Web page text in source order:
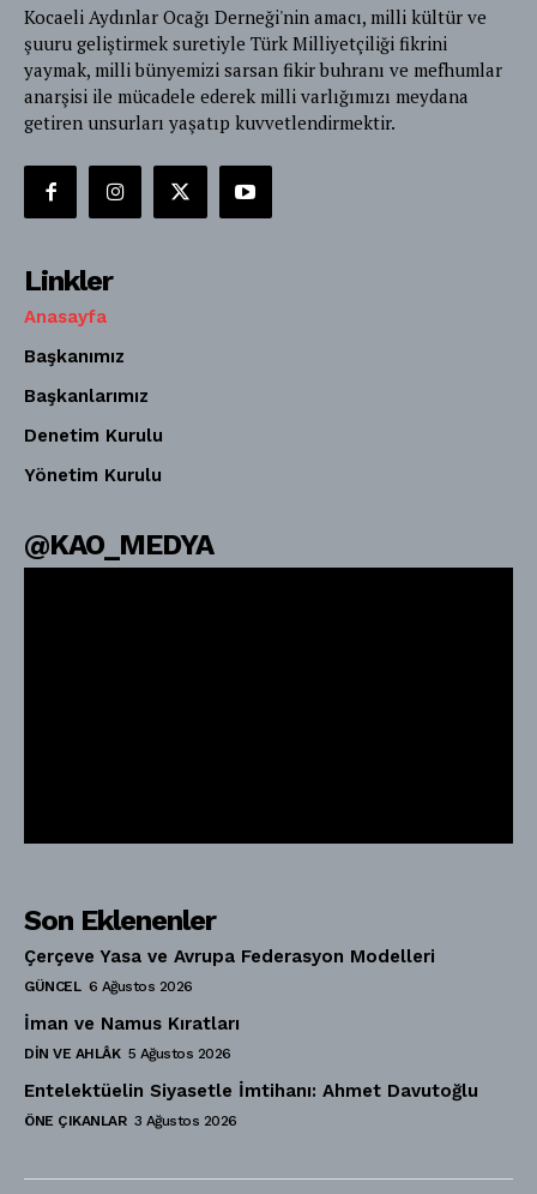
Kocaeli Aydınlar Ocağı Derneği'nin amacı, milli kültür ve
şuuru geliştirmek suretiyle Türk Milliyetçiliği fikrini
yaymak, milli bünyemizi sarsan fikir buhranı ve mefhumlar
anarşisi ile mücadele ederek milli varlığımızı meydana
getiren unsurları yaşatıp kuvvetlendirmektir.
Linkler
Anasayfa
Başkanımız
Başkanlarımız
Denetim Kurulu
Yönetim Kurulu
@KAO_MEDYA
Son Eklenenler
Çerçeve Yasa ve Avrupa Federasyon Modelleri
GÜNCEL 6 Ağustos 2026
İman ve Namus Kıratları
DIN VE AHLÂK 5 Ağustos 2026
Entelektüelin Siyasetle İmtihanı: Ahmet Davutoğlu
ÖNE ÇIKANLAR 3 Ağustos 2026